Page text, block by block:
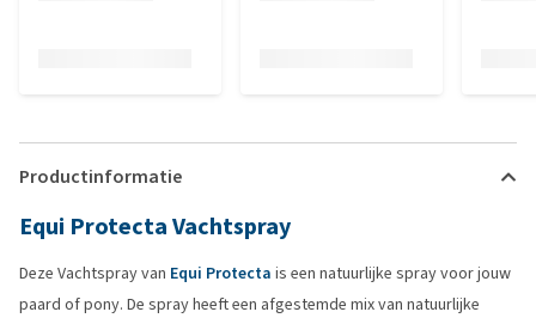
Productinformatie
Equi Protecta Vachtspray
Deze Vachtspray van Equi Protecta is een natuurlijke spray voor jouw
paard of pony. De spray heeft een afgestemde mix van natuurlijke